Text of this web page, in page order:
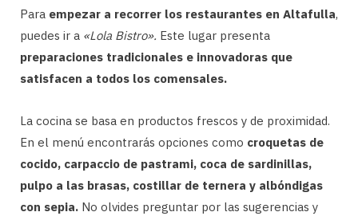
Para empezar a recorrer los restaurantes en Altafulla,
puedes ir a «Lola Bistro». Este lugar presenta
preparaciones tradicionales e innovadoras que
satisfacen a todos los comensales.
La cocina se basa en productos frescos y de proximidad.
En el menú encontrarás opciones como croquetas de
cocido, carpaccio de pastrami, coca de sardinillas,
pulpo a las brasas, costillar de ternera y albóndigas
con sepia. No olvides preguntar por las sugerencias y